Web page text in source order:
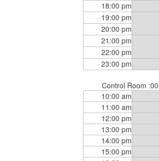
18:00 pm
19:00 pm
20:00 pm
21:00 pm
22:00 pm
23:00 pm
Control Room
10:00 am
11:00 am
12:00 pm
13:00 pm
14:00 pm
15:00 pm